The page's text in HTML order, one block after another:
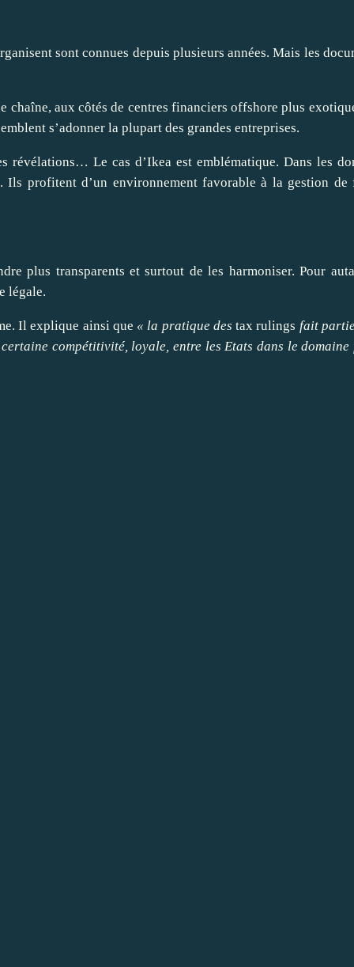
sont connues depuis plusieurs années. Mais les
chaîne, aux côtés de centres financiers offshore plus
s’adonner la plupart des grandes entreprises.
révélations… Le cas d’Ikea est emblématique. Dans les
Ils profitent d’un environnement favorable à la gestion de
plus transparents et surtout de les harmoniser. Pour
légale.
Il explique ainsi que « la pratique des tax rulings fait
compétitivité, loyale, entre les Etats dans le